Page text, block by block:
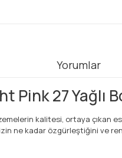
Yorumlar
Pink 27 Yağlı
kalitesi, ortaya çıkan
ne kadar özgürleştiğini ve